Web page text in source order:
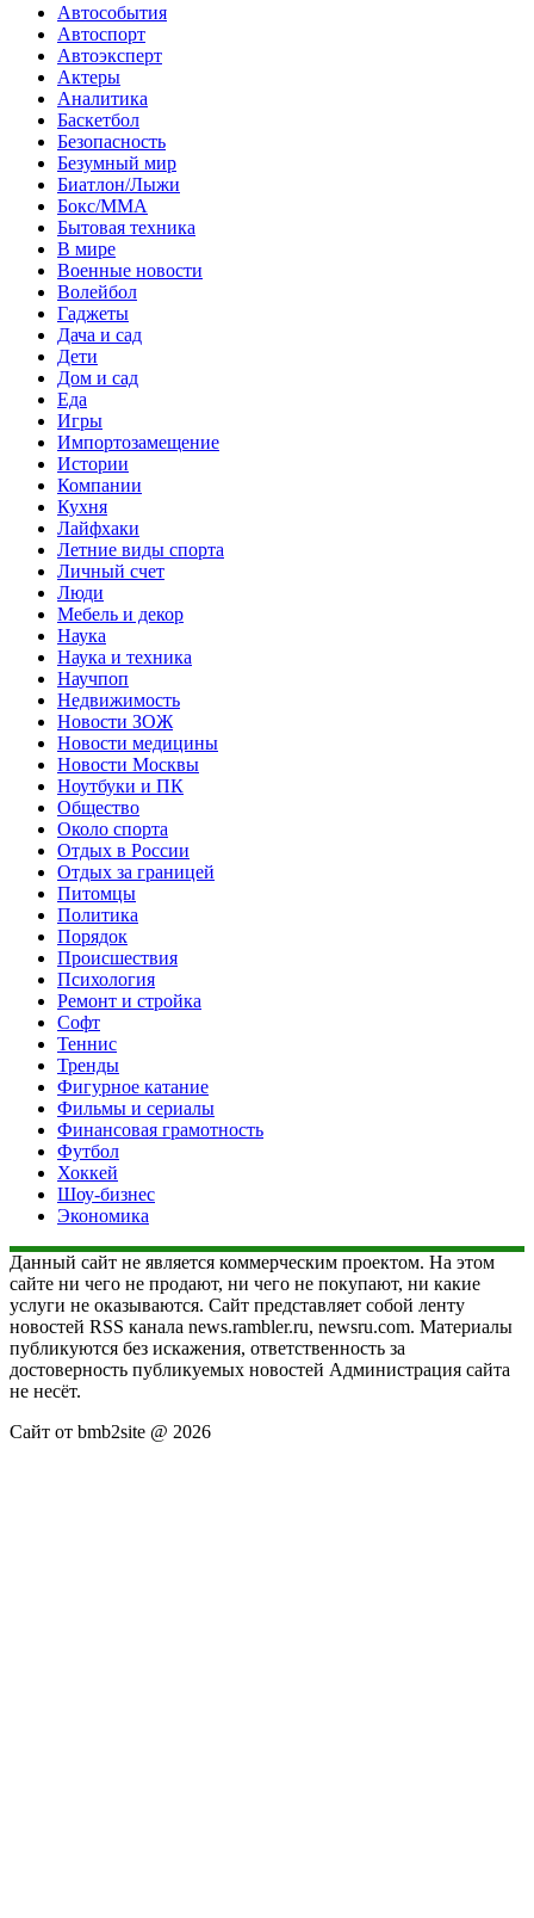
Автособытия
Автоспорт
Автоэксперт
Актеры
Аналитика
Баскетбол
Безопасность
Безумный мир
Биатлон/Лыжи
Бокс/MMA
Бытовая техника
В мире
Военные новости
Волейбол
Гаджеты
Дача и сад
Дети
Дом и сад
Еда
Игры
Импортозамещение
Истории
Компании
Кухня
Лайфхаки
Летние виды спорта
Личный счет
Люди
Мебель и декор
Наука
Наука и техника
Научпоп
Недвижимость
Новости ЗОЖ
Новости медицины
Новости Москвы
Ноутбуки и ПК
Общество
Около спорта
Отдых в России
Отдых за границей
Питомцы
Политика
Порядок
Происшествия
Психология
Ремонт и стройка
Софт
Теннис
Тренды
Фигурное катание
Фильмы и сериалы
Финансовая грамотность
Футбол
Хоккей
Шоу-бизнес
Экономика
Данный сайт не является коммерческим проектом. На этом
сайте ни чего не продают, ни чего не покупают, ни какие
услуги не оказываются. Сайт представляет собой ленту
новостей RSS канала news.rambler.ru, newsru.com. Материалы
публикуются без искажения, ответственность за
достоверность публикуемых новостей Администрация сайта
не несёт.
Сайт от bmb2site @ 2026